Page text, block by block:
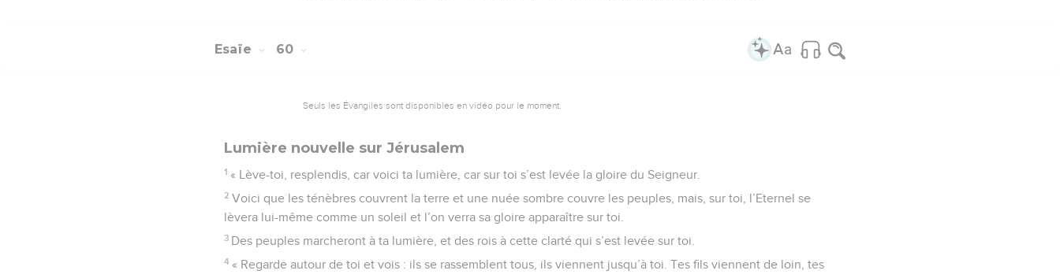
Esaïe 60
Seuls les Évangiles sont disponibles en vidéo pour le moment.
Lumière nouvelle sur Jérusalem
1 « Lève-toi, resplendis, car voici ta lumière, car sur toi s’est levée la gloire du Seigneur.
2 Voici que les ténèbres couvrent la terre et une nuée sombre couvre les peuples, mais, sur toi, l’Eternel se
lèvera lui-même comme un soleil et l’on verra sa gloire apparaître sur toi.
3 Des peuples marcheront à ta lumière, et des rois à cette clarté qui s’est levée sur toi.
4 « Regarde autour de toi et vois : ils se rassemblent tous, ils viennent jusqu’à toi. Tes fils viennent de loin, tes